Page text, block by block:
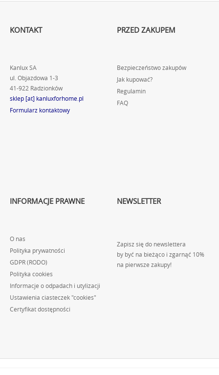
KONTAKT
Kanlux SA
ul. Objazdowa 1-3
41-922 Radzionków
sklep [at] kanluxforhome.pl
Formularz kontaktowy
PRZED ZAKUPEM
Bezpieczeństwo zakupów
Jak kupować?
Regulamin
FAQ
INFORMACJE PRAWNE
O nas
Polityka prywatności
GDPR (RODO)
Polityka cookies
Informacje o odpadach i utylizacji
Ustawienia ciasteczek "cookies"
Certyfikat dostępności
NEWSLETTER
Zapisz się do newslettera
by być na bieżąco i zgarnąć 10%
na pierwsze zakupy!